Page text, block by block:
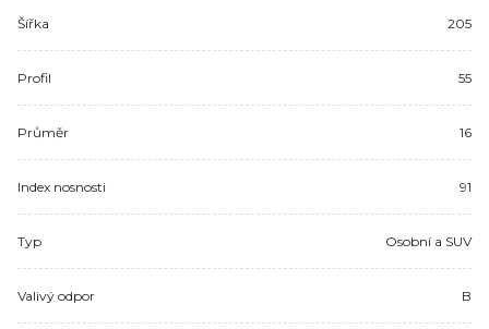
Šířka 205
Profil 55
Průměr 16
Index nosnosti 91
Typ Osobní a SUV
Valivý odpor B